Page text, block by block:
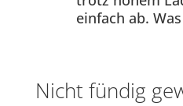
einfach ab.
Nicht fündig